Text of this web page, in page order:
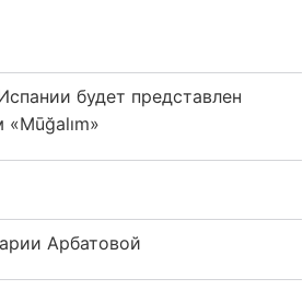
будет представлен
Арбатовой